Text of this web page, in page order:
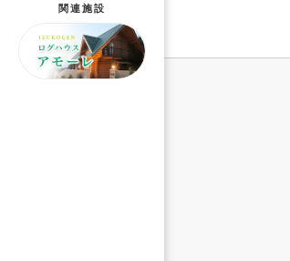
関連施設